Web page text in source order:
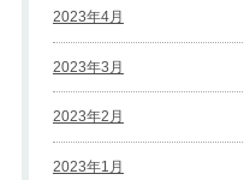
2023年4月
2023年3月
2023年2月
2023年1月